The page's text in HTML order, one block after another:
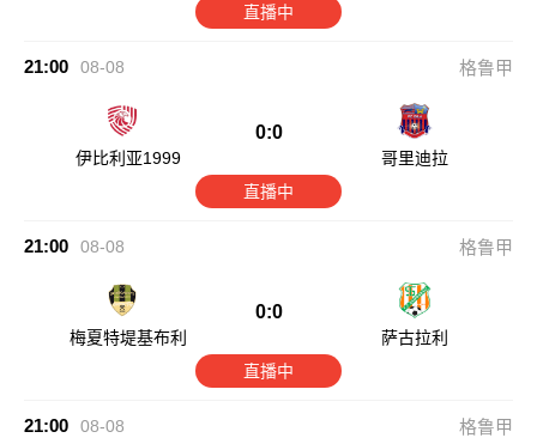
直播中
21:00 08-08 格鲁甲
伊比利亚1999
0:0
哥里迪拉
直播中
21:00 08-08 格鲁甲
梅夏特堤基布利
0:0
萨古拉利
直播中
21:00 08-08 格鲁甲